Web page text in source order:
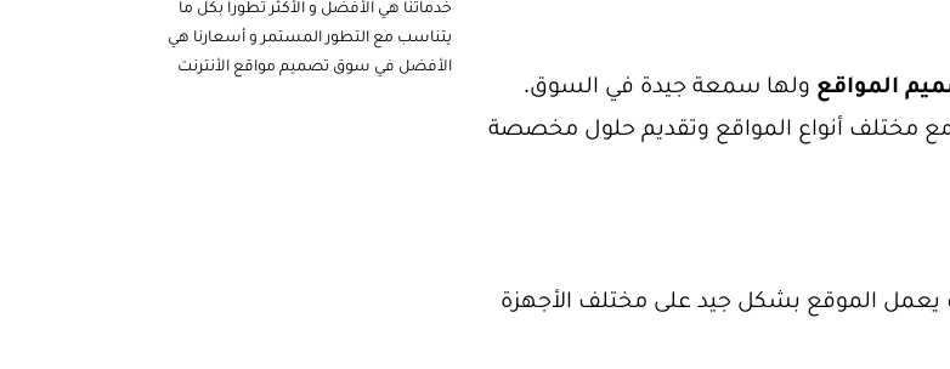
المواقع ولها سمعة جيدة في السوق.
مع مختلف أنواع المواقع وتقديم حلول مخصصة
الموقع بشكل جيد على مختلف الأجهزة
خدماتنا هي الأفضل و الأكثر تطوراً بكل ما
يتناسب مع التطور المستمر و أسعارنا هي
الأفضل في سوق تصميم مواقع الأنترنت